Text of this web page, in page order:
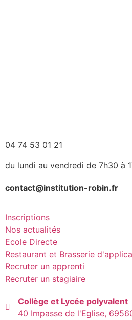
04 74 53 01 21
du lundi au vendredi de 7h30 à
contact@institution-robin.fr
Inscriptions
Nos actualités
Ecole Directe
Restaurant et Brasserie
Recruter un apprenti
Recruter un stagiaire
Collège et Lycée polyvalent
40 Impasse de l'Eglise,